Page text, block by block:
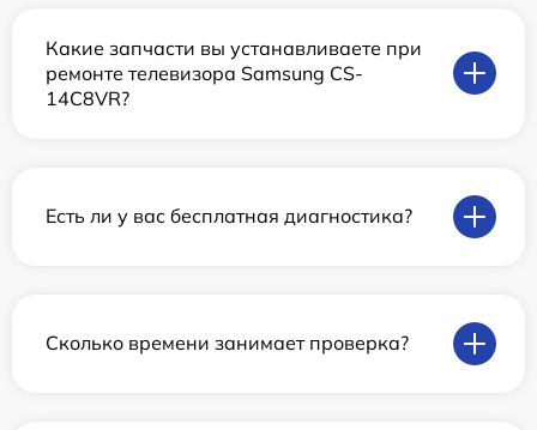
Какие запчасти вы устанавливаете при
ремонте телевизора Samsung CS-
14C8VR?
Есть ли у вас бесплатная диагностика?
Сколько времени занимает проверка?